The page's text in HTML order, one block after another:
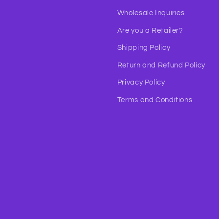
Wholesale Inquiries
Are you a Retailer?
Shipping Policy
Return and Refund Policy
Privacy Policy
Terms and Conditions